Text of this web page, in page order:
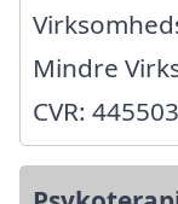
Mindre
CVR: